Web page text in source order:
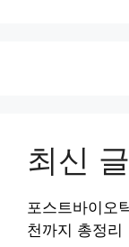
최신 글
포스트바이오
천까지 총정리